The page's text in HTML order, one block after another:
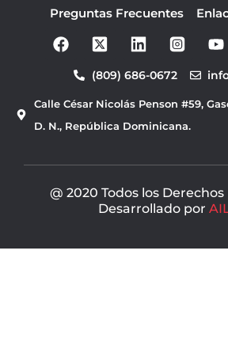
Preguntas Frecuentes
F
a
b
o
o
o
t
b
(809) 686-0672
Calle César Nicolás Penson #59,
D. N., República Dominicana.
@ 2020 Todos los
Desarrollado por